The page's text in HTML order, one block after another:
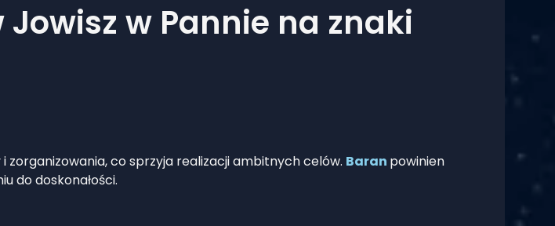
Jowisz w Pannie na znaki
co sprzyja realizacji ambitnych celów. Baran powinien
do doskonałości.